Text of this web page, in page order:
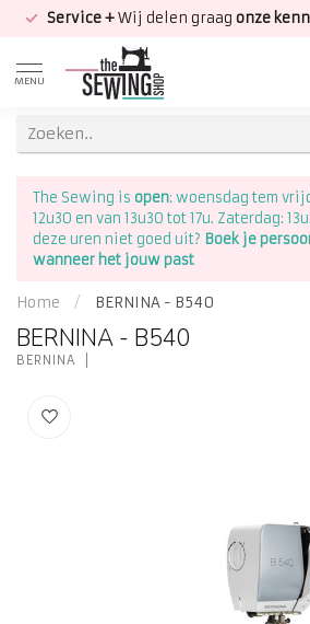
Service +Wij delen graag onze
MENU
The Sewing is open: woensdag tem
12u30 en van 13u30 tot 17u. Zaterdag:
deze uren niet goed uit? Boek je
wanneer het jouw past
Home / BERNINA - B540
BERNINA - B540
BERNINA